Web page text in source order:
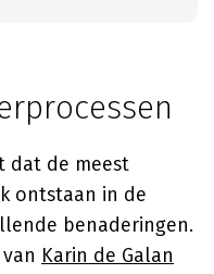
dat de meest
ontstaan in de
benaderingen.
Karin de Galan